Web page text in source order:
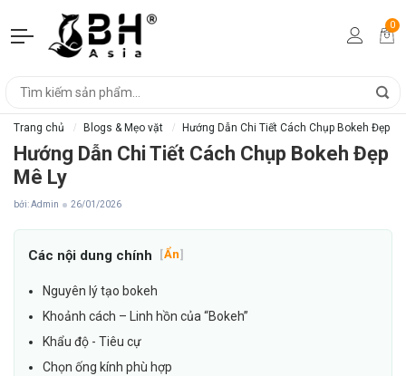
0
Trang chủ Blogs & Mẹo vặt Hướng Dẫn Chi Tiết Cách Chụp Bokeh Đẹp
Hướng Dẫn Chi Tiết Cách Chụp Bokeh Đẹp
Mê Ly
bởi: Admin 26/01/2026
Các nội dung chính [Ẩn]
Nguyên lý tạo bokeh
Khoảnh cách – Linh hồn của “Bokeh”
Khẩu độ - Tiêu cự
Chọn ống kính phù hợp